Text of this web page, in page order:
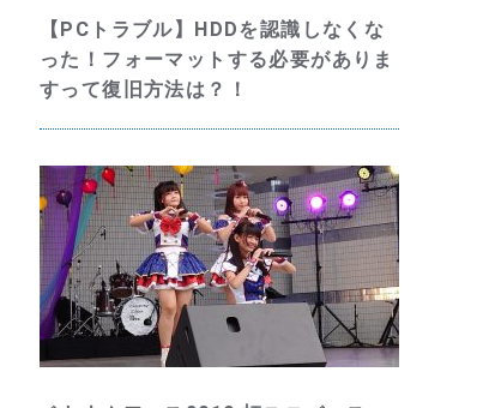
【PCトラブル】HDDを認識しなくな
った！フォーマットする必要がありま
すって復旧方法は？！